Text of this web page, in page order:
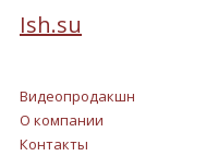
Ish.su
Видеопродакшн
О компании
Контакты